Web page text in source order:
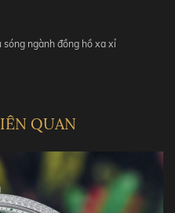
sóng ngành đồng hồ xa xỉ
QUAN